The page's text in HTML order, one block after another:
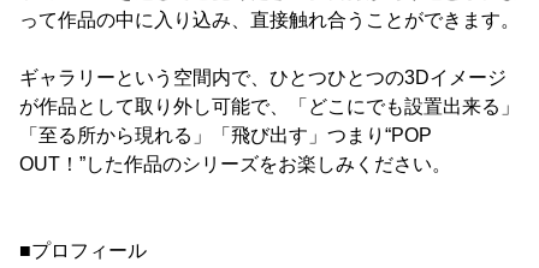
って作品の中に入り込み、直接触れ合うことができます。
ギャラリーという空間内で、ひとつひとつの3Dイメージ
が作品として取り外し可能で、「どこにでも設置出来る」
「至る所から現れる」「飛び出す」つまり“POP
OUT！”した作品のシリーズをお楽しみください。
■プロフィール